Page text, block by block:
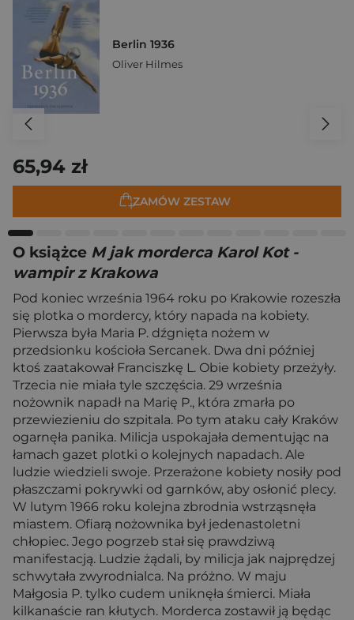
Berlin 1936
Oliver Hilmes
65,94 zł
ZAMÓW ZESTAW
O książce M jak morderca Karol Kot -
wampir z Krakowa
Pod koniec września 1964 roku po Krakowie rozeszła
się plotka o mordercy, który napada na kobiety.
Pierwsza była Maria P. dźgnięta nożem w
przedsionku kościoła Sercanek. Dwa dni później
ktoś zaatakował Franciszkę L. Obie kobiety przeżyły.
Trzecia nie miała tyle szczęścia. 29 września
nożownik napadł na Marię P., która zmarła po
przewiezieniu do szpitala. Po tym ataku cały Kraków
ogarnęła panika. Milicja uspokajała dementując na
łamach gazet plotki o kolejnych napadach. Ale
ludzie wiedzieli swoje. Przerażone kobiety nosiły pod
płaszczami pokrywki od garnków, aby osłonić plecy.
W lutym 1966 roku kolejna zbrodnia wstrząsnęła
miastem. Ofiarą nożownika był jedenastoletni
chłopiec. Jego pogrzeb stał się prawdziwą
manifestacją. Ludzie żądali, by milicja jak najprędzej
schwytała zwyrodnialca. Na próżno. W maju
Małgosia P. tylko cudem uniknęła śmierci. Miała
kilkanaście ran kłutych. Morderca zostawił ją będąc